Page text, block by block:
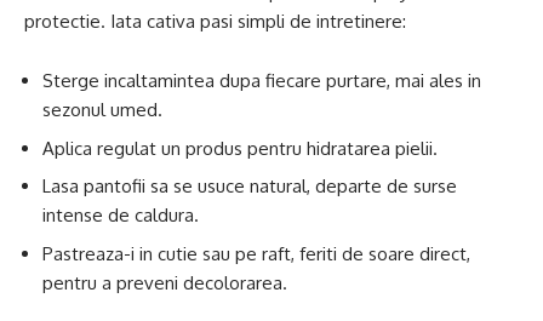
protectie. Iata cativa pasi simpli de intretinere:
Sterge incaltamintea dupa fiecare purtare, mai ales in
sezonul umed.
Aplica regulat un produs pentru hidratarea pielii.
Lasa pantofii sa se usuce natural, departe de surse
intense de caldura.
Pastreaza-i in cutie sau pe raft, feriti de soare direct,
pentru a preveni decolorarea.